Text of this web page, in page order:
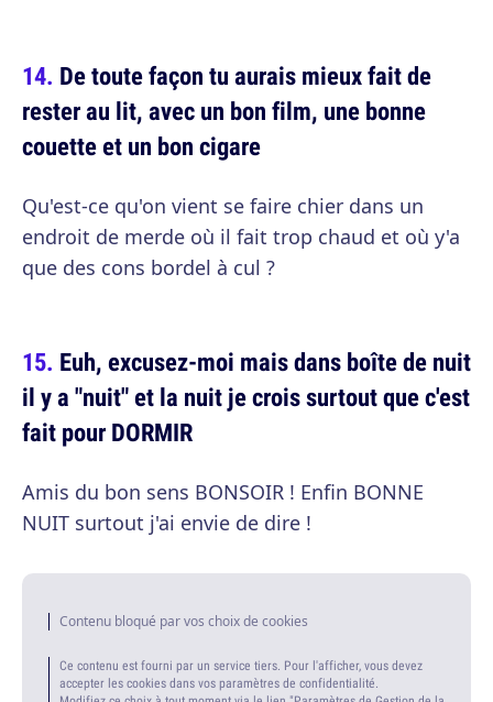
De toute façon tu aurais mieux fait de
rester au lit, avec un bon film, une bonne
couette et un bon cigare
Qu'est-ce qu'on vient se faire chier dans un
endroit de merde où il fait trop chaud et où y'a
que des cons bordel à cul ?
Euh, excusez-moi mais dans boîte de nuit
il y a "nuit" et la nuit je crois surtout que c'est
fait pour DORMIR
Amis du bon sens BONSOIR ! Enfin BONNE
NUIT surtout j'ai envie de dire !
Contenu bloqué par vos choix de cookies
Ce contenu est fourni par un service tiers. Pour l'afficher, vous devez
accepter les cookies dans vos paramètres de confidentialité.